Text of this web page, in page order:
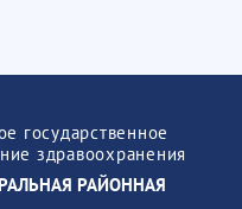
государственное
здравоохранения
РАЙОННАЯ